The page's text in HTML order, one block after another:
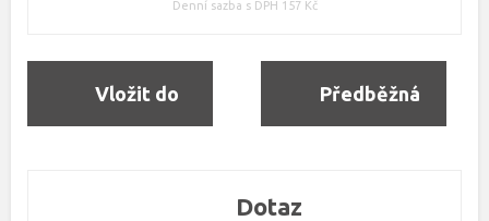
Denní sazba s DPH 157 Kč
Vložit do Předběžná
Dotaz